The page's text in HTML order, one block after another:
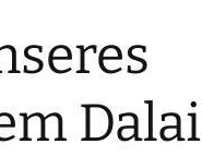
Dalai